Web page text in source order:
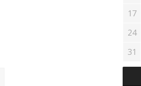
17
24
31